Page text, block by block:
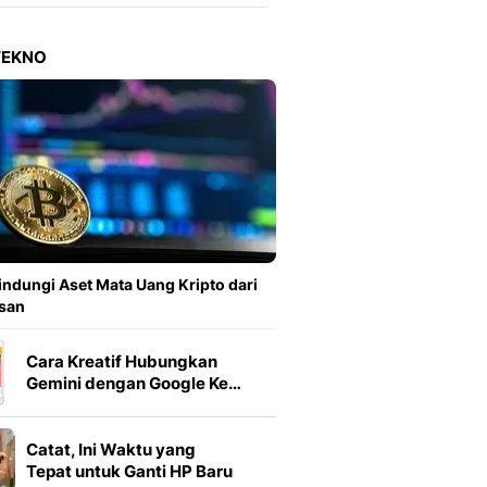
Aset Mata Uang Kripto dari
Cara Kreatif Hubungkan
Gemini dengan Google Ke…
Catat, Ini Waktu yang
Tepat untuk Ganti HP Baru